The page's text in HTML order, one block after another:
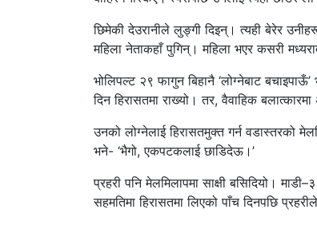
छिमेकी देउरानीले लुङ्गी दिइन्। त्यही बेरेर
महिला नेताकहाँ पुगिन्। महिला भएर कसरी
भोलिपल्ट २९ फागुन बिहानै ‘लोग्नेबाट
दिन हिरासतमा राख्यो। तर, वैवाहिक
उनको लोग्नेलाई हिरासतमुक्त गर्न वडास्तरको
भने- ‘भैगो, एकपटकलाई छाडिदेऊ।’
प्रहरी पनि मेलमिलापमा साक्षी बसिदियो।
सहमतिमा हिरासतमा लिएको पाँच दिनपछि